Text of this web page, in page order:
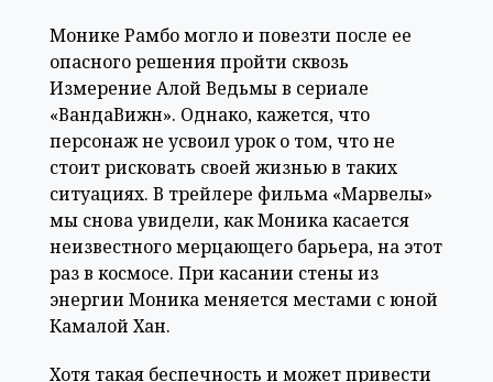
Монике Рамбо могло и повезти после ее
опасного решения пройти сквозь
Измерение Алой Ведьмы в сериале
«ВандаВижн». Однако, кажется, что
персонаж не усвоил урок о том, что не
стоит рисковать своей жизнью в таких
ситуациях. В трейлере фильма «Марвелы»
мы снова увидели, как Моника касается
неизвестного мерцающего барьера, на этот
раз в космосе. При касании стены из
энергии Моника меняется местами с юной
Камалой Хан.
Хотя такая беспечность и может привести